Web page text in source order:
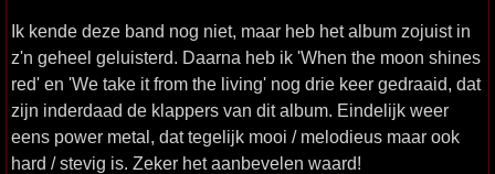
Ik kende deze band nog niet, maar heb het album zojuist in
z'n geheel geluisterd. Daarna heb ik 'When the moon shines
red' en 'We take it from the living' nog drie keer gedraaid, dat
zijn inderdaad de klappers van dit album. Eindelijk weer
eens power metal, dat tegelijk mooi / melodieus maar ook
hard / stevig is. Zeker het aanbevelen waard!